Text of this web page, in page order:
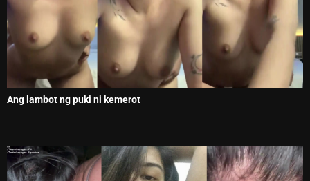
Ang lambot ng puki ni kemerot